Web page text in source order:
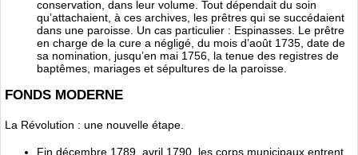
conservation, dans leur volume. Tout dépendait du soin
qu’attachaient, à ces archives, les prêtres qui se succédaient
dans une paroisse. Un cas particulier : Espinasses. Le prêtre
en charge de la cure a négligé, du mois d’août 1735, date de
sa nomination, jusqu’en mai 1756, la tenue des registres de
baptêmes, mariages et sépultures de la paroisse.
FONDS MODERNE
La Révolution : une nouvelle étape.
Fin décembre 1789, avril 1790, les corps municipaux entrent